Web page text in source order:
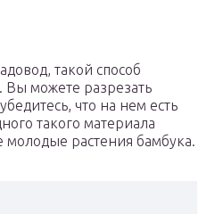
такой способ
Вы можете разрезать
что на нем есть
такого материала
растения бамбука.